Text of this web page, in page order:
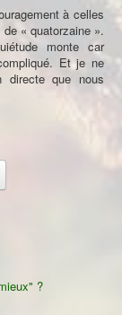
à celles
« quatorzaine ».
monte car
Et je ne
directe que nous
?